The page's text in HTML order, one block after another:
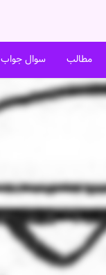
مطالب سوال جواب